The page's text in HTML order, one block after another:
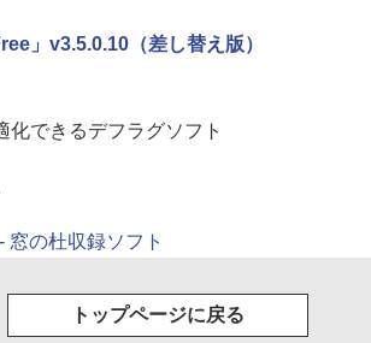
」v3.5.0.10（差し替え版）
化できるデフラグソフト
窓の杜収録ソフト
トップページに戻る